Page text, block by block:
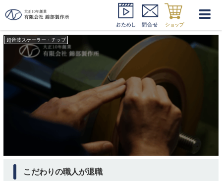
アシックス
超音波スケーラー・チップ
こだわりの職人が退職